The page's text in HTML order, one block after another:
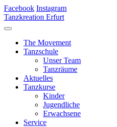
Facebook Instagram
Tanzkreation Erfurt
The Movement
Tanzschule
Unser Team
Tanzräume
Aktuelles
Tanzkurse
Kinder
Jugendliche
Erwachsene
Service